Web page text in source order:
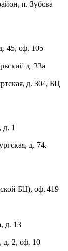
п. Зубова
45, оф. 105
д. 33а
д. 304, БЦ
д. 1
д. 74,
БЦ), оф. 419
д. 13
д. 2, оф. 10